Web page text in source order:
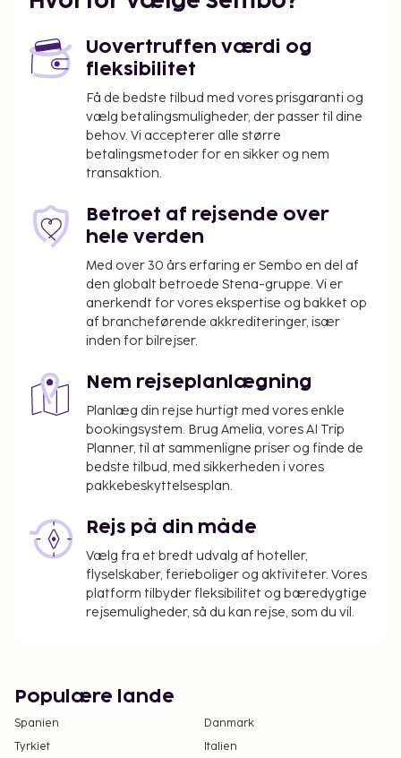
Uovertruffen værdi og
fleksibilitet
Få de bedste tilbud med vores prisgaranti og
vælg betalingsmuligheder, der passer til dine
behov. Vi accepterer alle større
betalingsmetoder for en sikker og nem
transaktion.
Betroet af rejsende over
hele verden
Med over 30 års erfaring er Sembo en del af
den globalt betroede Stena-gruppe. Vi er
anerkendt for vores ekspertise og bakket op
af brancheførende akkrediteringer, især
inden for bilrejser.
Nem rejseplanlægning
Planlæg din rejse hurtigt med vores enkle
bookingsystem. Brug Amelia, vores AI Trip
Planner, til at sammenligne priser og finde de
bedste tilbud, med sikkerheden i vores
pakkebeskyttelsesplan.
Rejs på din måde
Vælg fra et bredt udvalg af hoteller,
flyselskaber, ferieboliger og aktiviteter. Vores
platform tilbyder fleksibilitet og bæredygtige
rejsemuligheder, så du kan rejse, som du vil.
Populære lande
Spanien
Danmark
Tyrkiet
Italien